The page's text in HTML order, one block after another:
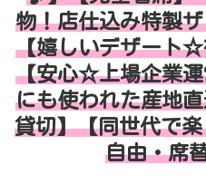
物！店仕込み特製
【嬉しいデザート
【安心☆上場企業
にも使われた産地
貸切】【同世代で
自由・席